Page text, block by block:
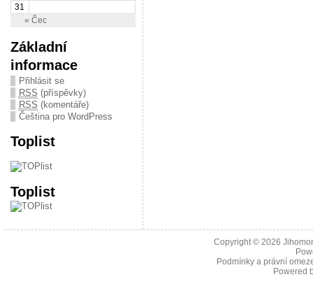
« Čec
31
Základní
informace
Přihlásit se
RSS (příspěvky)
RSS (komentáře)
Čeština pro WordPress
Toplist
Toplist
Copyright © 2026
Podmínky a právní
Powered